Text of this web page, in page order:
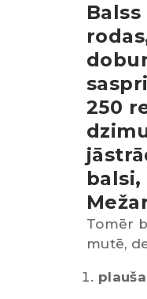
250
balsi,
Tomēr
mutē,